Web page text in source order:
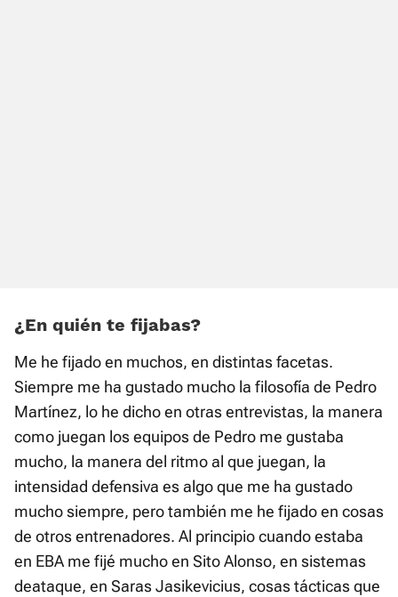
¿En quién te fijabas?
Me he fijado en muchos, en distintas facetas.
Siempre me ha gustado mucho la filosofía de Pedro
Martínez, lo he dicho en otras entrevistas, la manera
como juegan los equipos de Pedro me gustaba
mucho, la manera del ritmo al que juegan, la
intensidad defensiva es algo que me ha gustado
mucho siempre, pero también me he fijado en cosas
de otros entrenadores. Al principio cuando estaba
en EBA me fijé mucho en Sito Alonso, en sistemas
deataque, en Saras Jasikevicius, cosas tácticas que